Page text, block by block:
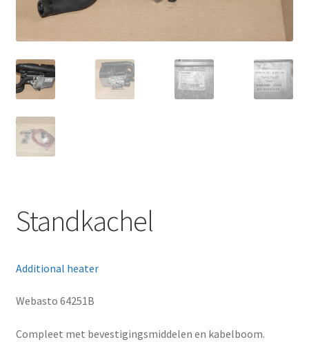
Standkachel
Additional heater
Webasto 64251B
Compleet met bevestigingsmiddelen en kabelboom.